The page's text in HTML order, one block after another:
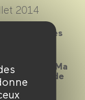
2014
a inspiré des
d’un
thème, CinéMa
de